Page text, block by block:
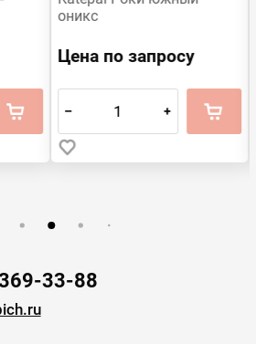
оникс
Цена по запросу
– +
33-88